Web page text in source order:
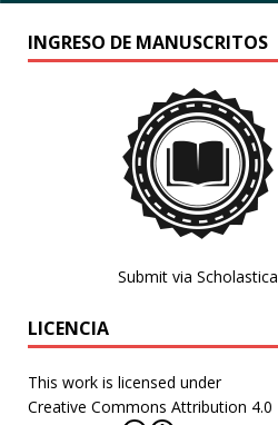
INGRESO DE MANUSCRITOS
Submit via Scholastica
LICENCIA
This work is licensed under
Creative Commons Attribution 4.0